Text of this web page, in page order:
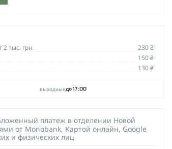
2 тыс. грн. 230 ₴
150 ₴
130 ₴
выходныедо 17:00
платеж в отделении Новой
от Monobank, Картой онлайн, Google
и физических лиц